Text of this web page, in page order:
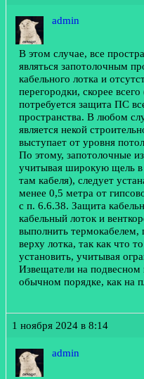
admin
В этом случае, все
являться запотолочным
кабельного лотка и
перегородки, скорее
потребуется защита ПС
пространства. В любом
является некой
выступает от уровня
По этому, запотолочные
учитывая широкую щель в
там кабеля), следует
менее 0,5 метра от
с п. 6.6.38. Защита
кабельный лоток и
выполнить
верху лотка, так как что
установить, учитывая
Извещатели на
обычном порядке, как на
1 ноября 2024 в 8:14
admin